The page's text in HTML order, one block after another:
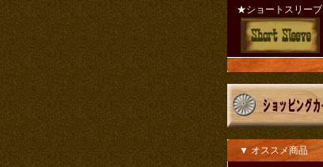
★ショートスリーブ
▼ オススメ商品